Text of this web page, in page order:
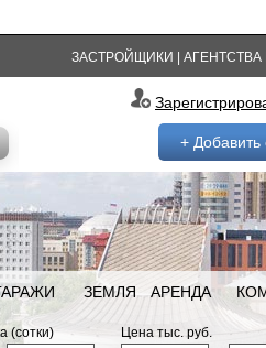
ЗАСТРОЙЩИКИ
+
ЗЕМЛЯ АРЕНДА
(сотки)
Цена тыс. руб.